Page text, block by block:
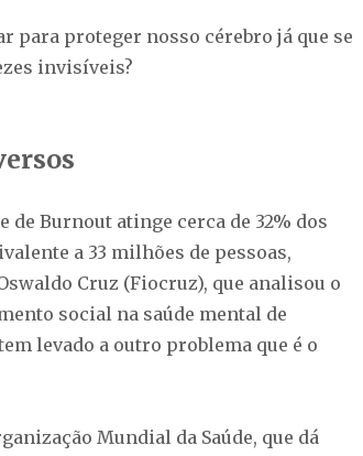
para proteger nosso cérebro já que se
invisíveis?
de Burnout atinge cerca de 32% dos
a 33 milhões de pessoas,
Cruz (Fiocruz), que analisou o
social na saúde mental de
levado a outro problema que é o
Mundial da Saúde, que dá